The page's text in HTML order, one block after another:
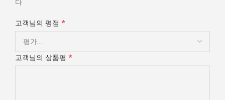
고객님의 평점 *
고객님의 상품평 *